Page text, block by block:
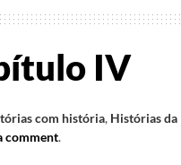
IV
com história, Histórias da
comment.